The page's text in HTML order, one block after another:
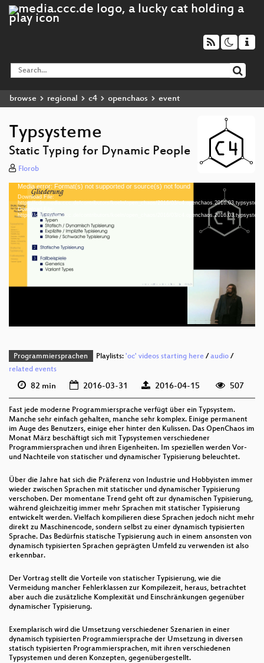
browse regional c4 openchaos event
Typsysteme
Static Typing for Dynamic People
Florob
Video
Player
Media error: Format(s) not supported or source(s) not found
Download File:
https://cdn.media.ccc.de/contributors/koeln/open_chaos/2016/03/
Download File:
https://cdn.media.ccc.de/contributors/koeln/open_chaos/2016/03/
deu 1080p (webm)
Programmiersprachen Playlists: 'oc' videos starting here/ audio/
related events
82 min 2016-03-31 2016-04-15 507
Fast jede moderne Programmiersprache verfügt über ein Typsystem.
Manche sehr einfach gehalten, manche sehr komplex. Einige permanent
im Auge des Benutzers, einige eher hinter den Kulissen. Das OpenChaos im
Monat März beschäftigt sich mit Typsystemen verschiedener
Programmiersprachen und ihren Eigenheiten. Im speziellen werden Vor‐
und Nachteile von statischer und dynamischer Typisierung beleuchtet.
Über die Jahre hat sich die Präferenz von Industrie und Hobbyisten immer
wieder zwischen Sprachen mit statischer und dynamischer Typisierung
verschoben. Der momentane Trend geht oft zur dynamischen Typisierung,
während gleichzeitig immer mehr Sprachen mit statischer Typisierung
entwickelt werden. Vielfach kompilieren diese Sprachen jedoch nicht mehr
direkt zu Maschinencode, sondern selbst zu einer dynamisch typisierten
Sprache. Das Bedürfnis statische Typisierung auch in einem ansonsten von
dynamisch typisierten Sprachen geprägten Umfeld zu verwenden ist also
erkennbar.
Der Vortrag stellt die Vorteile von statischer Typisierung, wie die
Vermeidung mancher Fehlerklassen zur Kompilezeit, heraus, betrachtet
aber auch die zusätzliche Komplexität und Einschränkungen gegenüber
dynamischer Typisierung.
Exemplarisch wird die Umsetzung verschiedener Szenarien in einer
dynamisch typisierten Programmiersprache der Umsetzung in diversen
statisch typisierten Programmiersprachen, mit ihren verschiedenen
Typsystemen und deren Konzepten, gegenübergestellt.